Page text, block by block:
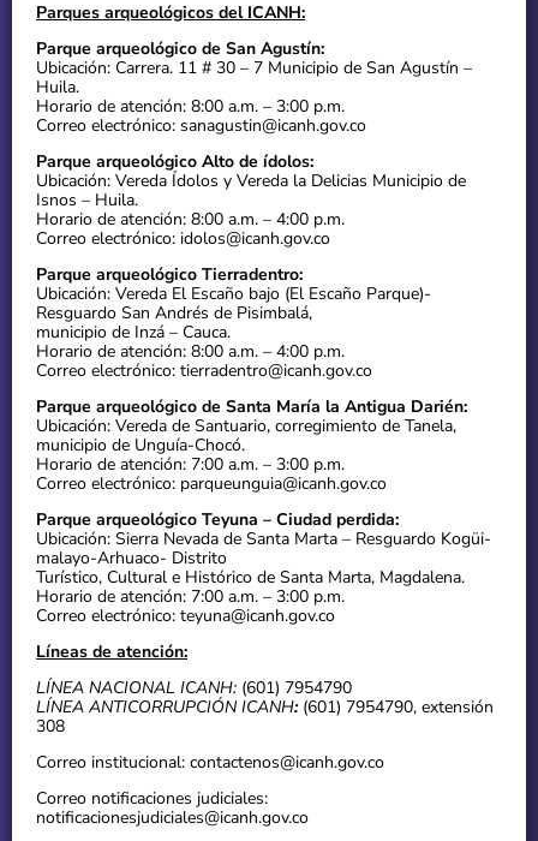
Parques arqueológicos del ICANH:
Parque arqueológico de San Agustín:
Ubicación: Carrera. 11 # 30 – 7 Municipio de San Agustín –
Huila.
Horario de atención: 8:00 a.m. – 3:00 p.m.
Correo electrónico: sanagustin@icanh.gov.co
Parque arqueológico Alto de ídolos:
Ubicación: Vereda Ídolos y Vereda la Delicias Municipio de
Isnos – Huila.
Horario de atención: 8:00 a.m. – 4:00 p.m.
Correo electrónico: idolos@icanh.gov.co
Parque arqueológico Tierradentro:
Ubicación: Vereda El Escaño bajo (El Escaño Parque)-
Resguardo San Andrés de Pisimbalá,
municipio de Inzá – Cauca.
Horario de atención: 8:00 a.m. – 4:00 p.m.
Correo electrónico: tierradentro@icanh.gov.co
Parque arqueológico de Santa María la Antigua Darién:
Ubicación: Vereda de Santuario, corregimiento de Tanela,
municipio de Unguía-Chocó.
Horario de atención: 7:00 a.m. – 3:00 p.m.
Correo electrónico: parqueunguia@icanh.gov.co
Parque arqueológico Teyuna – Ciudad perdida:
Ubicación: Sierra Nevada de Santa Marta – Resguardo Kogüi-
malayo-Arhuaco- Distrito
Turístico, Cultural e Histórico de Santa Marta, Magdalena.
Horario de atención: 7:00 a.m. – 3:00 p.m.
Correo electrónico: teyuna@icanh.gov.co
Líneas de atención:
LÍNEA NACIONAL ICANH: (601) 7954790
LÍNEA ANTICORRUPCIÓN ICANH: (601) 7954790, extensión
308
Correo institucional: contactenos@icanh.gov.co
Correo notificaciones judiciales:
notificacionesjudiciales@icanh.gov.co